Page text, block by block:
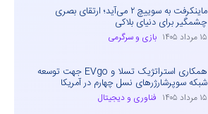
ماینکرفت به سوییچ ۲ می‌آید؛ ارتقای بصری
چشمگیر برای دنیای بلاکی
۱۵ مرداد ۱۴۰۵ بازی و سرگرمی
همکاری استراتژیک تسلا و EVgo جهت توسعه
شبکه سوپرشارژرهای نسل چهارم در آمریکا
۱۵ مرداد ۱۴۰۵ فناوری و دیجیتال